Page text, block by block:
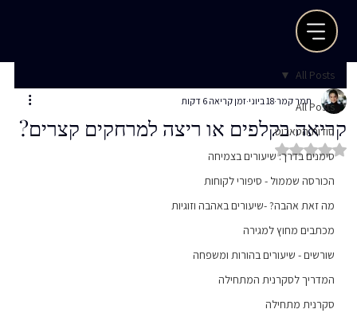
All Posts
סודות הטארוט
סימנים בדרך: שיעורים בצמיחה
הכורסה שממול - סיפורי לקוחות
מה זאת אהבה? -שיעורים באהבה וזוגיות
מכתבים מחוץ למגירה
שורשים - שיעורים בהורות ומשפחה
המדריך לסקרנית המתחילה
סקרנית מתחילה
All Posts
קריאה בקלפים או ריצה למרחקים קצרים?
תמר קמר 18 ביוני זמן קריאה 6 דקות
דירוג של NaN מתוך 5 כוכבים